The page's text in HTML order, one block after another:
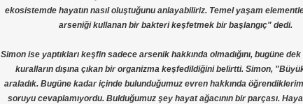
ekosistemde hayatın nasıl oluştuğunu anlayabiliriz. Temel yaşam
arseniği kullanan bir bakteri keşfetmek bir başlangıç" dedi.
Simon ise yaptıkları keşfin sadece arsenik hakkında olmadığını, bugüne
kuralların dışına çıkan bir organizma keşfedildiğini belirtti. Simon,
araladık. Bugüne kadar içinde bulunduğumuz evren hakkında
soruyu cevaplamıyordu. Bulduğumuz şey hayat ağacının bir parçası.